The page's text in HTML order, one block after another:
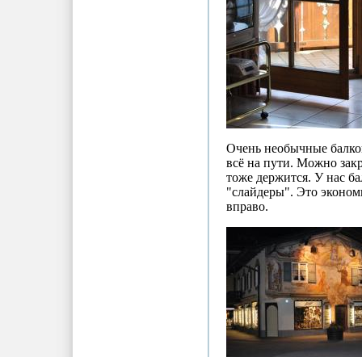
Очень необычные
всё на пути. Можно
тоже держится. У нас
"слайдеры". Это
вправо.